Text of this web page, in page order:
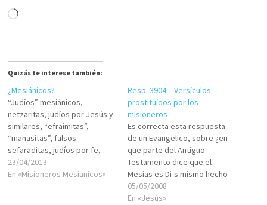
Cargando...
Quizás te interese también:
¿Mesiánicos?
“Judíos” mesiánicos,
netzaritas, judíos por Jesús y
similares, “efraimitas”,
“manasitas”, falsos
sefaraditas, judíos por fe,
falsamente convertidos al
judaísmo que tienen como
23/04/2013
En «Misioneros Mesianicos»
Resp. 3904 – Versículos
prostituídos por los
misioneros
Es correcta esta respuesta
de un Evangelico, sobre ¿en
que parte del Antiguo
Testamento dice que el
Mesias es Di-s mismo hecho
hombre? 1- Salmos 2: 12
Honrad al Hijo, para que no se
05/05/2008
En «Jesús»